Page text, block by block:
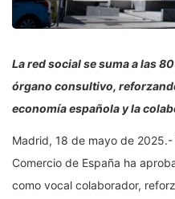
La red social se suma a las
órgano consultivo,
economía española y la
Madrid, 18 de mayo de 2025.-
Comercio de España ha
como vocal colaborador,